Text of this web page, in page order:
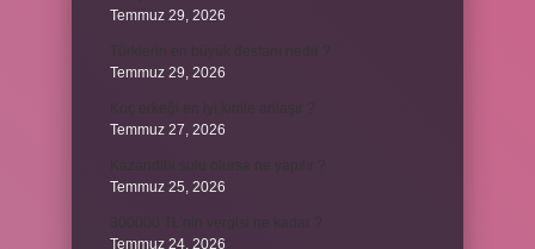
Temmuz 29, 2026
Temmuz 29, 2026
Temmuz 27, 2026
Temmuz 25, 2026
Temmuz 24, 2026